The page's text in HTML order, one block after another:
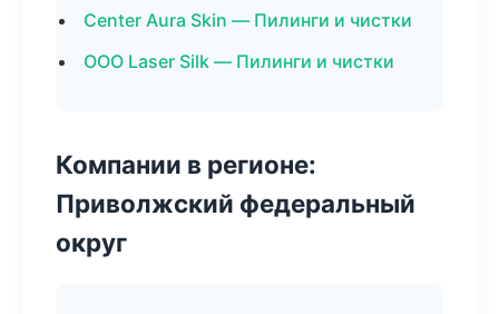
Center Aura Skin — Пилинги и чистки
ООО Laser Silk — Пилинги и чистки
Компании в регионе:
Приволжский федеральный
округ